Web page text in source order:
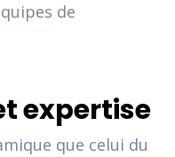
de
expertise
que celui du